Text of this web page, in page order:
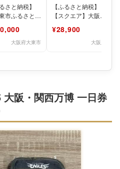
さと納税】
東市ふるさと納
会（大阪・関
大阪府大東市
【ふるさと納税】
【スクエア】大阪・
ット 通期パス（小
¥28,900
大阪府
阪・関西万博 一日券